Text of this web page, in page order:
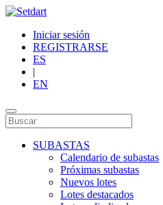
Iniciar sesión
REGISTRARSE
ES
|
EN
SUBASTAS
Calendario de subastas
Próximas subastas
Nuevos lotes
Lotes destacados